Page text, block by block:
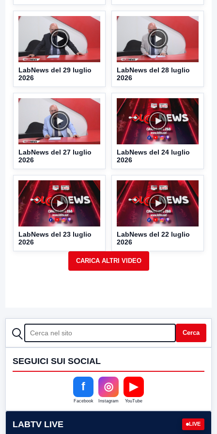
LabNews del 29 luglio
2026
LabNews del 28 luglio
2026
LabNews del 27 luglio
2026
LabNews del 24 luglio
2026
LabNews del 23 luglio
2026
LabNews del 22 luglio
2026
CERCA Cerca
SEGUICI SUI SOCIAL
f
Facebook
◎
Instagram
▶
YouTube
LABTV LIVE LIVE